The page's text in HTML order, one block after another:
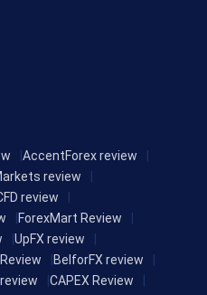
AccentForex review
review
review
ForexMart Review
UpFX review
BelforFX review
CAPEX Review